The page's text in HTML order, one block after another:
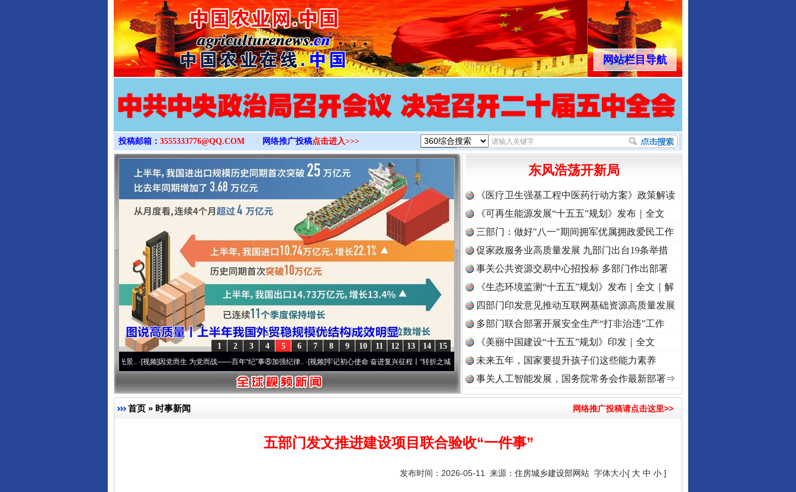
>
网站栏目导航
投稿邮箱： 3555333776@QQ.COM 网络推广投稿点击进入>>>
15
14
13
12
11
10
9
8
7
6
5
4
3
2
1
·[视频]因党而生 为党而战——百年“纪”事⑧加强纪律..·[视频]牢记初心使命 奋进复兴征程丨“转折之城”激荡..·[视频] 牢记初心使命 奋进复兴征程丨红船起航处 潮起..·[视频]一首歌的时间，读懂乐至的“诗与远方”
东风浩荡开新局
《医疗卫生强基工程中医药行动方案》政策解读
《可再生能源发展“十五五”规划》发布｜全文
三部门：做好"八一"期间拥军优属拥政爱民工作
促家政服务业高质量发展 九部门出台19条举措
事关公共资源交易中心招投标 多部门作出部署
《生态环境监测“十五五”规划》发布｜全文｜解
读
四部门印发意见推动互联网基础资源高质量发展
多部门联合部署开展安全生产“打非治违”工作
《美丽中国建设“十五五”规划》印发｜全文
未来五年，国家要提升孩子们这些能力素养
事关人工智能发展，国务院常务会作最新部署⇒
首页 » 时事新闻 网络推广投稿请点击这里>>
五部门发文推进建设项目联合验收“一件事”
发布时间：2026-05-11 来源： 住房城乡建设部网站 字体大小[ 大 中 小 ]